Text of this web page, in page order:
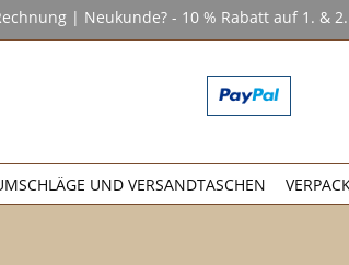
| Neukunde? - 10 % Rabatt auf 1. &
UND VERSANDTASCHEN